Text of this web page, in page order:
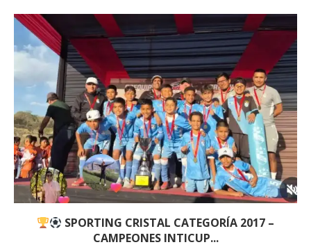
SPORTING CRISTAL CATEGORÍA 2017 –
CAMPEONES INTICUP...